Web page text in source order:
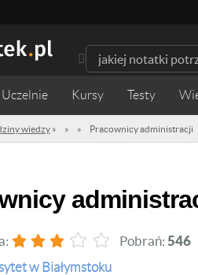
Uczelnie Kursy Testy
wiedzy » » » Pracownicy administracji
Pobrań: 546
w Białymstoku